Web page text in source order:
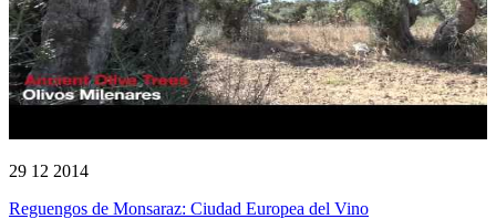
29 12 2014
Reguengos de Monsaraz: Ciudad Europea del Vino